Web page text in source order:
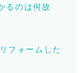
るのは何故
フォームした